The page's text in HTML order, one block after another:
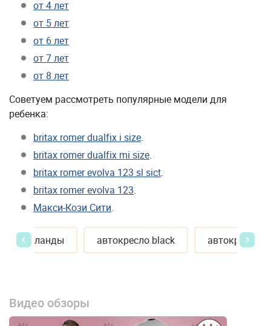
от 4 лет
от 5 лет
от 6 лет
от 7 лет
от 8 лет
Советуем рассмотреть популярные модели для
ребенка:
britax romer dualfix i size.
britax romer dualfix mi size.
britax romer evolva 123 sl sict.
britax romer evolva 123.
Макси-Кози Сити.
нидерланды автокресло black автокресло
Видео обзоры